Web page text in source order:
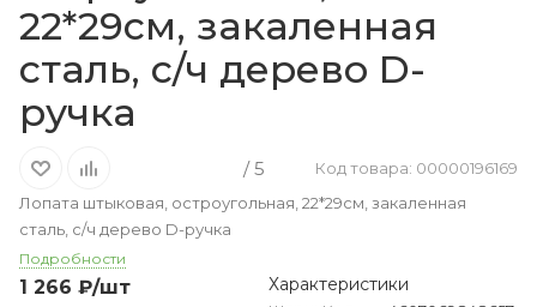
22*29см, закаленная
сталь, с/ч дерево D-
ручка
/ 5
Код товара: 00000196169
Лопата штыковая, остроугольная, 22*29см, закаленная
сталь, с/ч дерево D-ручка
Подробности
1 266 ₽/шт Характеристики